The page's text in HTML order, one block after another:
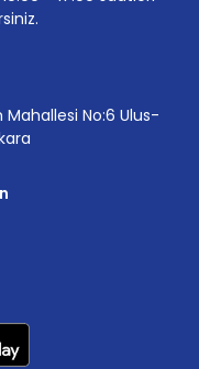
No:6 Ulus-